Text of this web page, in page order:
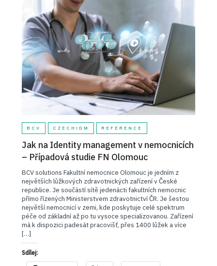
BCV CZECHIDM REFERENCE
Jak na Identity management v nemocnicích
– Případová studie FN Olomouc
BCV solutions Fakultní nemocnice Olomouc je jedním z
největších lůžkových zdravotnických zařízení v České
republice. Je součástí sítě jedenácti fakultních nemocnic
přímo řízených Ministerstvem zdravotnictví ČR. Je šestou
největší nemocnicí v zemi, kde poskytuje celé spektrum
péče od základní až po tu vysoce specializovanou. Zařízení
má k dispozici padesát pracovišť, přes 1400 lůžek a více
[…]
Sdílej: